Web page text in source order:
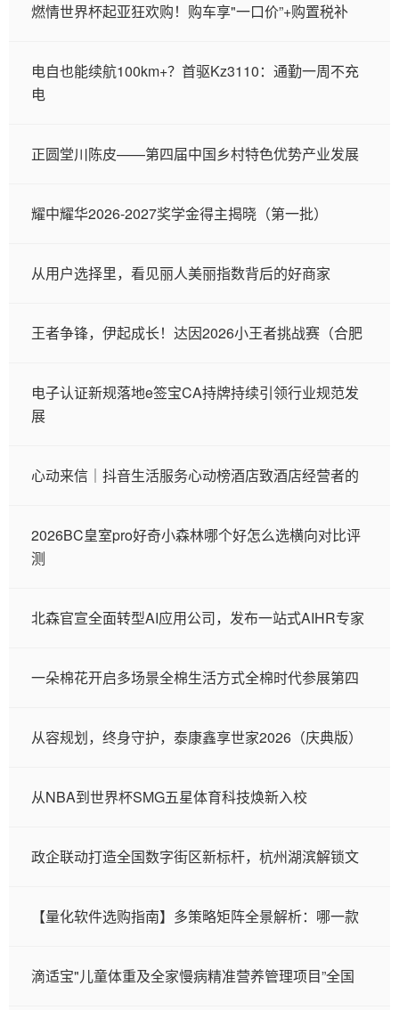
燃情世界杯起亚狂欢购！购车享"一口价”+购置税补
电自也能续航100km+？首驱Kz3110：通勤一周不充
电
正圆堂川陈皮——第四届中国乡村特色优势产业发展
耀中耀华2026-2027奖学金得主揭晓（第一批）
从用户选择里，看见丽人美丽指数背后的好商家
王者争锋，伊起成长！达因2026小王者挑战赛（合肥
电子认证新规落地e签宝CA持牌持续引领行业规范发
展
心动来信｜抖音生活服务心动榜酒店致酒店经营者的
2026BC皇室pro好奇小森林哪个好怎么选横向对比评
测
北森官宣全面转型AI应用公司，发布一站式AIHR专家
一朵棉花开启多场景全棉生活方式全棉时代参展第四
从容规划，终身守护，泰康鑫享世家2026（庆典版）
从NBA到世界杯SMG五星体育科技焕新入校
政企联动打造全国数字街区新标杆，杭州湖滨解锁文
【量化软件选购指南】多策略矩阵全景解析：哪一款
滴适宝"儿童体重及全家慢病精准营养管理项目”全国